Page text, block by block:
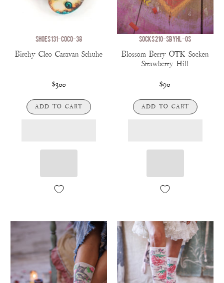
SHOES 131-COCO-38
Birchy Cleo Caravan Schuhe
$300
ADD TO CART
SOCKS 210-SBYHL-OS
Blossom Berry OTK Socken
Strawberry Hill
$90
ADD TO CART